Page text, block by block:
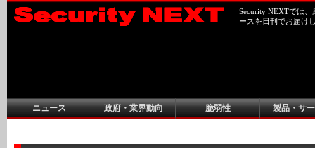
Security NEXTでは
ースを日刊でお届け
ニュース 政府・業界動向 脆弱性 製品・サ